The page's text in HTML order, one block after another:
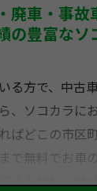
廃車・事故
の豊富なソ
る方で、中古
、ソコカラに
ばどこの市区
で無料でお車
きを無料でサ